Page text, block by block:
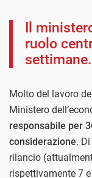
Il
ruolo
settimane.
Molto del lavoro
Ministero
responsabile per
considerazione.
rilancio
rispettivamente 7